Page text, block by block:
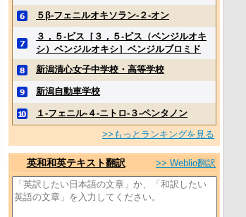
５β‐フェニルオキソラン‐２‐オン
３，５‐ビス［３，５‐ビス（ベンジルオキ
シ）ベンジルオキシ］ベンジルブロミド
新潟清心女子中学校・高等学校
新潟自動車学校
１‐フェニル‐４‐ニトロ‐３‐ペンタノン
>>もっとランキングを見る
英和和英テキスト翻訳 >> Weblio翻訳